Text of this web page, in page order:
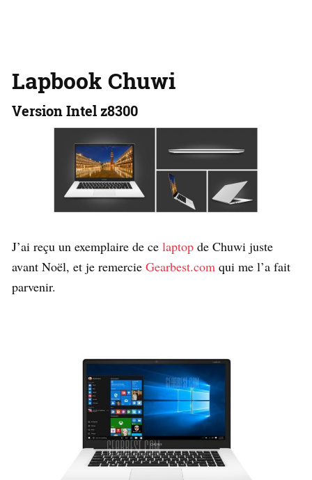
Lapbook Chuwi
Version Intel z8300
J’ai reçu un exemplaire de ce laptop de Chuwi juste
avant Noël, et je remercie Gearbest.com qui me l’a fait
parvenir.